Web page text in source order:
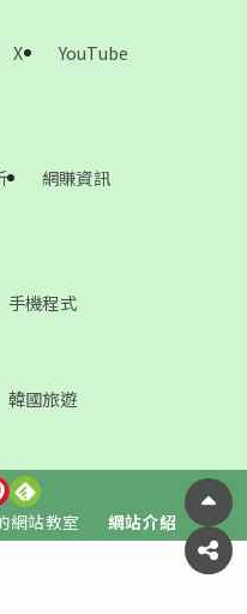
X
YouTube
網賺資訊
手機程式
韓國旅遊
網站教室 網站介紹